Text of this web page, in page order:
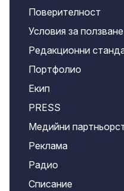
Поверителност
Условия за ползване
Редакционни
Портфолио
Екип
PRESS
Медийни
Реклама
Радио
Списание